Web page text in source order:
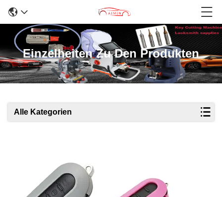
Einzelheiten Zu Den Produkten
Alle Kategorien